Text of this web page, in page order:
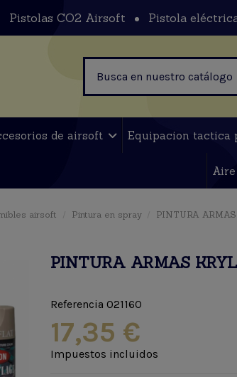
Pistolas CO2 Airsoft Pistola
de airsoft Equipacion tactica
airsoft Pintura en spray PINTURA
PINTURA ARMAS
Referencia 021160
17,35 €
Impuestos incluidos